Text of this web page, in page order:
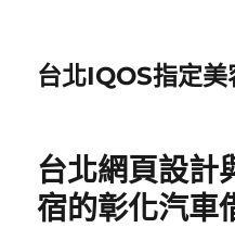
台北IQOS指定美
台北網頁設計
宿的彰化汽車